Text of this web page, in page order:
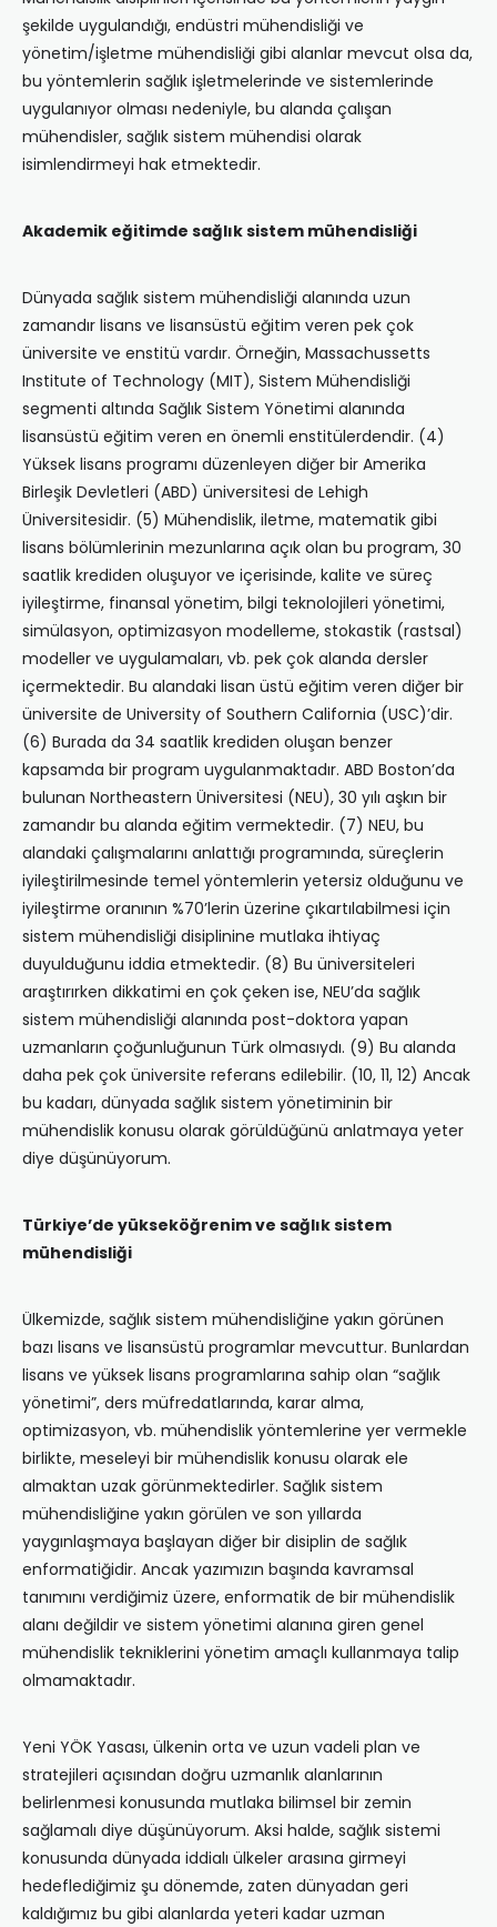
şekilde uygulandığı, endüstri mühendisliği ve
yönetim/işletme mühendisliği gibi alanlar mevcut olsa da,
bu yöntemlerin sağlık işletmelerinde ve sistemlerinde
uygulanıyor olması nedeniyle, bu alanda çalışan
mühendisler, sağlık sistem mühendisi olarak
isimlendirmeyi hak etmektedir.
Akademik eğitimde sağlık sistem mühendisliği
Dünyada sağlık sistem mühendisliği alanında uzun
zamandır lisans ve lisansüstü eğitim veren pek çok
üniversite ve enstitü vardır. Örneğin, Massachussetts
Institute of Technology (MIT), Sistem Mühendisliği
segmenti altında Sağlık Sistem Yönetimi alanında
lisansüstü eğitim veren en önemli enstitülerdendir. (4)
Yüksek lisans programı düzenleyen diğer bir Amerika
Birleşik Devletleri (ABD) üniversitesi de Lehigh
Üniversitesidir. (5) Mühendislik, iletme, matematik gibi
lisans bölümlerinin mezunlarına açık olan bu program, 30
saatlik krediden oluşuyor ve içerisinde, kalite ve süreç
iyileştirme, finansal yönetim, bilgi teknolojileri yönetimi,
simülasyon, optimizasyon modelleme, stokastik (rastsal)
modeller ve uygulamaları, vb. pek çok alanda dersler
içermektedir. Bu alandaki lisan üstü eğitim veren diğer bir
üniversite de University of Southern California (USC)’dir.
(6) Burada da 34 saatlik krediden oluşan benzer
kapsamda bir program uygulanmaktadır. ABD Boston’da
bulunan Northeastern Üniversitesi (NEU), 30 yılı aşkın bir
zamandır bu alanda eğitim vermektedir. (7) NEU, bu
alandaki çalışmalarını anlattığı programında, süreçlerin
iyileştirilmesinde temel yöntemlerin yetersiz olduğunu ve
iyileştirme oranının %70’lerin üzerine çıkartılabilmesi için
sistem mühendisliği disiplinine mutlaka ihtiyaç
duyulduğunu iddia etmektedir. (8) Bu üniversiteleri
araştırırken dikkatimi en çok çeken ise, NEU’da sağlık
sistem mühendisliği alanında post-doktora yapan
uzmanların çoğunluğunun Türk olmasıydı. (9) Bu alanda
daha pek çok üniversite referans edilebilir. (10, 11, 12) Ancak
bu kadarı, dünyada sağlık sistem yönetiminin bir
mühendislik konusu olarak görüldüğünü anlatmaya yeter
diye düşünüyorum.
Türkiye’de yükseköğrenim ve sağlık sistem
mühendisliği
Ülkemizde, sağlık sistem mühendisliğine yakın görünen
bazı lisans ve lisansüstü programlar mevcuttur. Bunlardan
lisans ve yüksek lisans programlarına sahip olan “sağlık
yönetimi”, ders müfredatlarında, karar alma,
optimizasyon, vb. mühendislik yöntemlerine yer vermekle
birlikte, meseleyi bir mühendislik konusu olarak ele
almaktan uzak görünmektedirler. Sağlık sistem
mühendisliğine yakın görülen ve son yıllarda
yaygınlaşmaya başlayan diğer bir disiplin de sağlık
enformatiğidir. Ancak yazımızın başında kavramsal
tanımını verdiğimiz üzere, enformatik de bir mühendislik
alanı değildir ve sistem yönetimi alanına giren genel
mühendislik tekniklerini yönetim amaçlı kullanmaya talip
olmamaktadır.
Yeni YÖK Yasası, ülkenin orta ve uzun vadeli plan ve
stratejileri açısından doğru uzmanlık alanlarının
belirlenmesi konusunda mutlaka bilimsel bir zemin
sağlamalı diye düşünüyorum. Aksi halde, sağlık sistemi
konusunda dünyada iddialı ülkeler arasına girmeyi
hedeflediğimiz şu dönemde, zaten dünyadan geri
kaldığımız bu gibi alanlarda yeteri kadar uzman